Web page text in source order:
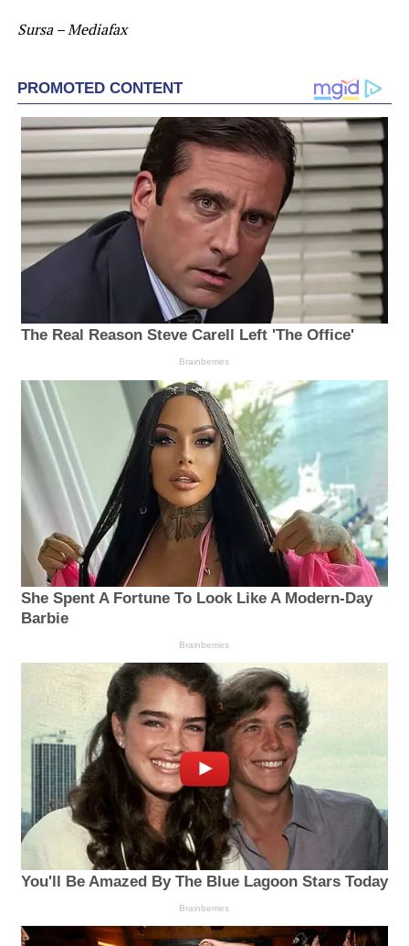
Sursa – Mediafax